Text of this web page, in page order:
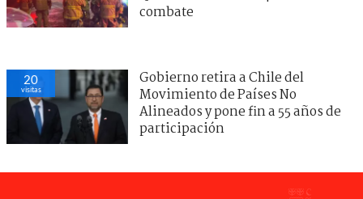
combate
20
visitas
Gobierno retira a Chile del
Movimiento de Países No
Alineados y pone fin a 55 años de
participación